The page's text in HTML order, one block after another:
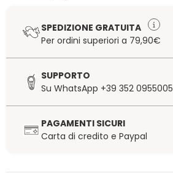
SPEDIZIONE GRATUITA
Per ordini superiori a 79,90€
SUPPORTO
Su WhatsApp +39 352 0955005
PAGAMENTI SICURI
Carta di credito e Paypal